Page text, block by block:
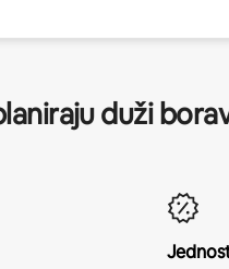
duži